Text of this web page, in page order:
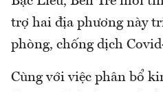
trợ hai địa phương này
phòng, chống dịch
Cùng với việc phân bổ